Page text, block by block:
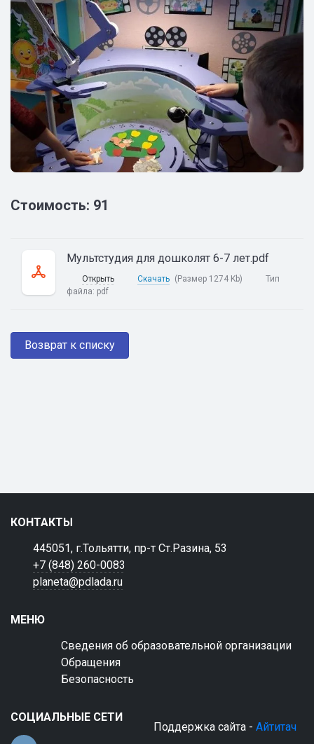
Стоимость: 91
Мультстудия для дошколят 6-7 лет.pdf
Открыть Скачать (Размер 1274 Kb)
Тип
файла: pdf
Возврат к списку
КОНТАКТЫ
445051, г.Тольятти, пр-т Ст.Разина, 53
+7 (848) 260-0083
planeta@pdlada.ru
МЕНЮ
Сведения об образовательной организации
Обращения
Безопасность
СОЦИАЛЬНЫЕ СЕТИ
Поддержка сайта - Айтитач